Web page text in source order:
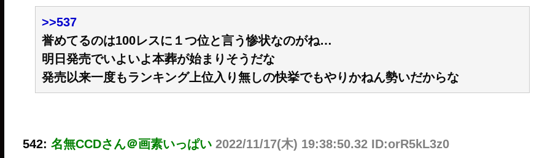
>>537
誉めてるのは100レスに１つ位と言う惨状なのがね…
明日発売でいよいよ本葬が始まりそうだな
発売以来一度もランキング上位入り無しの快挙でもやりかねん勢いだからな
542: 名無CCDさん＠画素いっぱい 2022/11/17(木) 19:38:50.32 ID:orR5kL3z0